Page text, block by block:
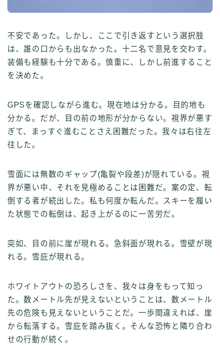
不安であった。しかし、ここで引き返すという選択肢
は、誰の口からも出なかった。十二名で意見を交わす。
装備も経験も十分である。慎重に、しかし前進すること
を決めた。
GPSを確認しながら進む。現在地は分かる。目的地も
分かる。だが、目の前の地形が分からない。視界が悪す
ぎて、まっすぐ進むことさえ困難だった。我々は右往左
往した。
雪面には無数のギャップ(亀裂や段差)が隠れている。視
界が悪い中、それを見極めることは困難だ。案の定、転
倒する者が続出した。私も何度か転んだ。スキーを履い
た状態での転倒は、起き上がるのに一苦労だ。
突如、目の前に崖が現れる。急斜面が現れる。雪壁が現
れる。雪庇が現れる。
ホワイトアウトの恐ろしさを、我々は身をもって知っ
た。数メートル先が見えないということは、数メートル
先の危険も見えないということだ。一歩間違えれば、崖
から転落する。雪庇を踏み抜く。そんな恐怖と隣り合わ
せの行動が続く。